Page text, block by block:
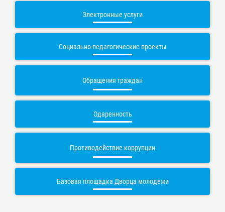
Электронные услуги
Социально-педагогические проекты
Обращения граждан
Одаренность
Противодействие коррупции
Базовая площадка Дворца молодежи